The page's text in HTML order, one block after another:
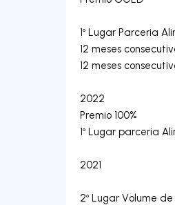
1º Lugar Parceria
12 meses
12 meses
2022
Premio 100%
1º Lugar parceria
2021
2º Lugar Volume